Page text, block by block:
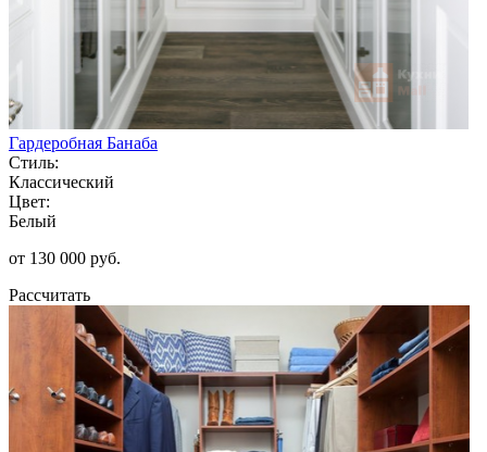
Гардеробная Банаба
Стиль:
Классический
Цвет:
Белый
от 130 000 руб.
Рассчитать